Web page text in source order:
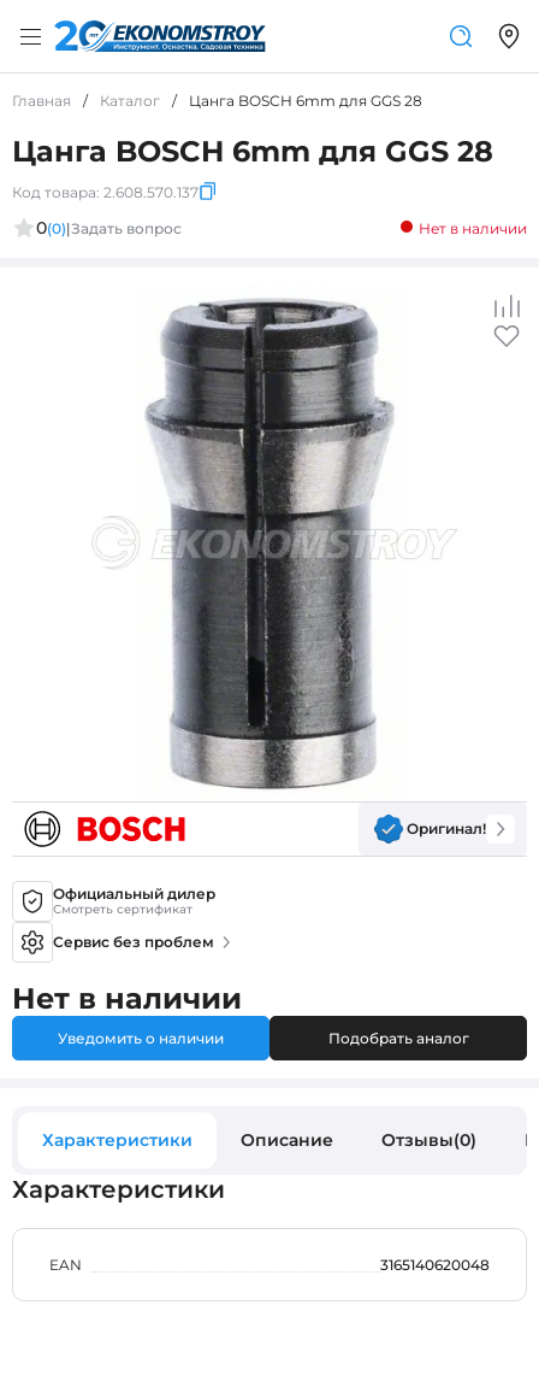
Главная / Каталог / Цанга BOSCH 6mm для GGS 28
Цанга BOSCH 6mm для GGS 28
Код товара: 2.608.570.137
0(0)|Задать вопрос Нет в наличии
Оригинал!
Официальный дилер
Смотреть сертификат
Сервис без проблем
Нет в наличии
Уведомить о наличии Подобрать аналог
Характеристики Описание Отзывы(0)
Характеристики
EAN 3165140620048